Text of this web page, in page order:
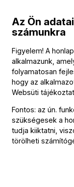
tagjaként. 2003
Fesztiválzenekar
Kapcsolat
Székhely
1034
Selmeci
Postacím:
Az Ön
számunkra
Figyelem! A
alkalmazunk,
folyamatosan
hogy az
Websüti
Fontos: az ún.
szükségesek a
tudja kiiktatni,
törölheti